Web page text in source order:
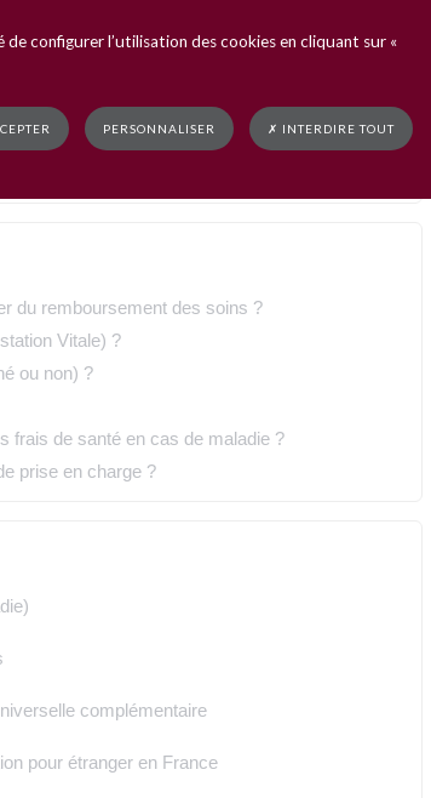
du remboursement des soins ?
Vitale) ?
ou non) ?
frais de santé en cas de maladie ?
prise en charge ?
complémentaire
pour étranger en France
de configurer l’utilisation des cookies en cliquant sur «
PERSONNALISER ✗ INTERDIRE TOUT